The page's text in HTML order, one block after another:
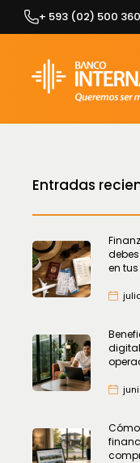
Skip
+ 593 (02) 500
Entradas
en